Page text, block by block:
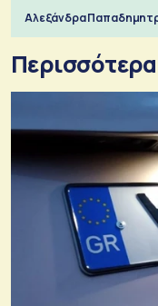
Αλεξάνδρα